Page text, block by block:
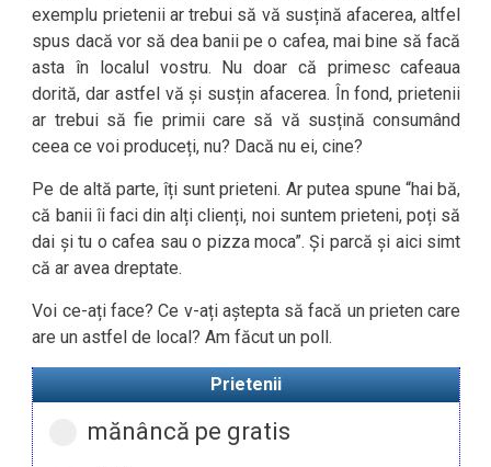
exemplu prietenii ar trebui să vă susțină afacerea, altfel
spus dacă vor să dea banii pe o cafea, mai bine să facă
asta în localul vostru. Nu doar că primesc cafeaua
dorită, dar astfel vă și susțin afacerea. În fond, prietenii
ar trebui să fie primii care să vă susțină consumând
ceea ce voi produceți, nu? Dacă nu ei, cine?
Pe de altă parte, îți sunt prieteni. Ar putea spune “hai bă,
că banii îi faci din alți clienți, noi suntem prieteni, poți să
dai și tu o cafea sau o pizza moca”. Și parcă și aici simt
că ar avea dreptate.
Voi ce-ați face? Ce v-ați aștepta să facă un prieten care
are un astfel de local? Am făcut un poll.
Prietenii
mănâncă pe gratis